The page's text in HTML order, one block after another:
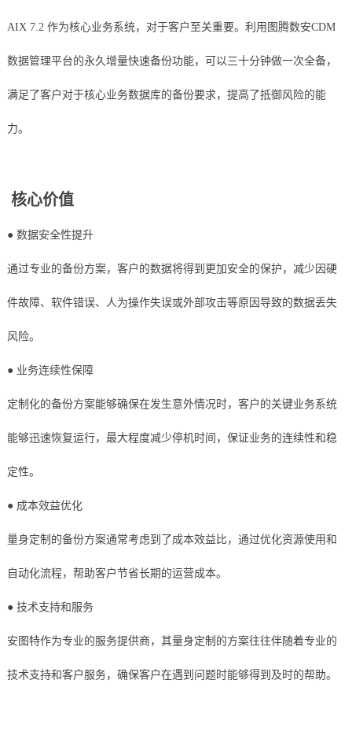
AIX 7.2 作为核心业务系统，对于客户至关重要。利用图腾数安CDM
数据管理平台的永久增量快速备份功能，可以三十分钟做一次全备，
满足了客户对于核心业务数据库的备份要求，提高了抵御风险的能
力。
核心价值
● 数据安全性提升
通过专业的备份方案，客户的数据将得到更加安全的保护，减少因硬
件故障、软件错误、人为操作失误或外部攻击等原因导致的数据丢失
风险。
● 业务连续性保障
定制化的备份方案能够确保在发生意外情况时，客户的关键业务系统
能够迅速恢复运行，最大程度减少停机时间，保证业务的连续性和稳
定性。
● 成本效益优化
量身定制的备份方案通常考虑到了成本效益比，通过优化资源使用和
自动化流程，帮助客户节省长期的运营成本。
● 技术支持和服务
安图特作为专业的服务提供商，其量身定制的方案往往伴随着专业的
技术支持和客户服务，确保客户在遇到问题时能够得到及时的帮助。